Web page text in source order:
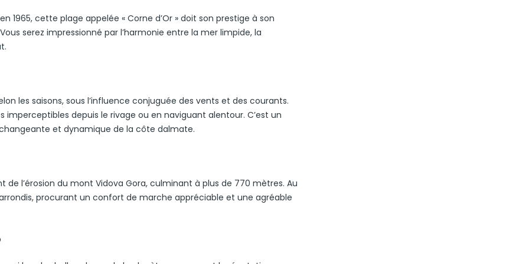
cette plage appelée « Corne d’Or » doit son prestige à son
serez impressionné par l’harmonie entre la mer limpide, la
les saisons, sous l’influence conjuguée des vents et des courants.
depuis le rivage ou en naviguant alentour. C’est un
et dynamique de la côte dalmate.
l’érosion du mont Vidova Gora, culminant à plus de 770 mètres. Au
procurant un confort de marche appréciable et une agréable